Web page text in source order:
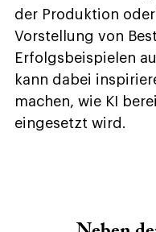
der Produktion
Vorstellung von
Erfolgsbeispielen
kann dabei
machen, wie KI
eingesetzt wird.